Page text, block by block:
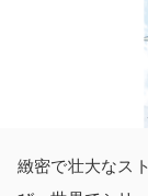
緻密で壮大なス